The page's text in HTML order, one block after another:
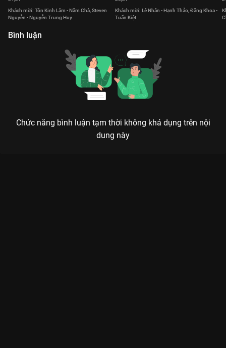
Khách mời: Tôn Kinh Lâm - Năm Chà, Steven
Nguyễn - Nguyễn Trung Huy
Khách mời: Lê Nhân - Hạnh Thảo, Đăng Khoa -
Tuấn Kiệt
Bình luận
Chức năng bình luận tạm thời không khả dụng trên nội
dung này